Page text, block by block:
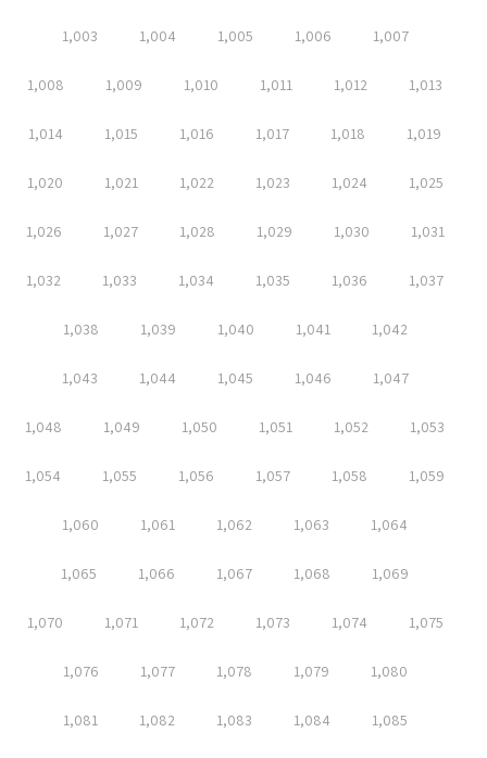
1,003 1,004 1,005 1,006 1,007
1,008 1,009 1,010 1,011 1,012 1,013
1,014 1,015 1,016 1,017 1,018 1,019
1,020 1,021 1,022 1,023 1,024 1,025
1,026 1,027 1,028 1,029 1,030 1,031
1,032 1,033 1,034 1,035 1,036 1,037
1,038 1,039 1,040 1,041 1,042
1,043 1,044 1,045 1,046 1,047
1,048 1,049 1,050 1,051 1,052 1,053
1,054 1,055 1,056 1,057 1,058 1,059
1,060 1,061 1,062 1,063 1,064
1,065 1,066 1,067 1,068 1,069
1,070 1,071 1,072 1,073 1,074 1,075
1,076 1,077 1,078 1,079 1,080
1,081 1,082 1,083 1,084 1,085